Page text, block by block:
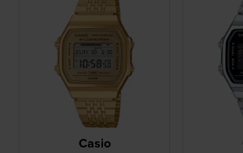
Casio